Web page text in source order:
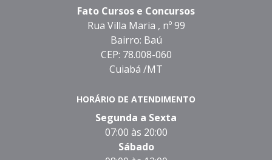
Fato Cursos e Concursos
Rua Villa Maria , nº 99
Bairro: Baú
CEP: 78.008-060
Cuiabá /MT
HORÁRIO DE ATENDIMENTO
Segunda a Sexta
07:00 às 20:00
Sábado